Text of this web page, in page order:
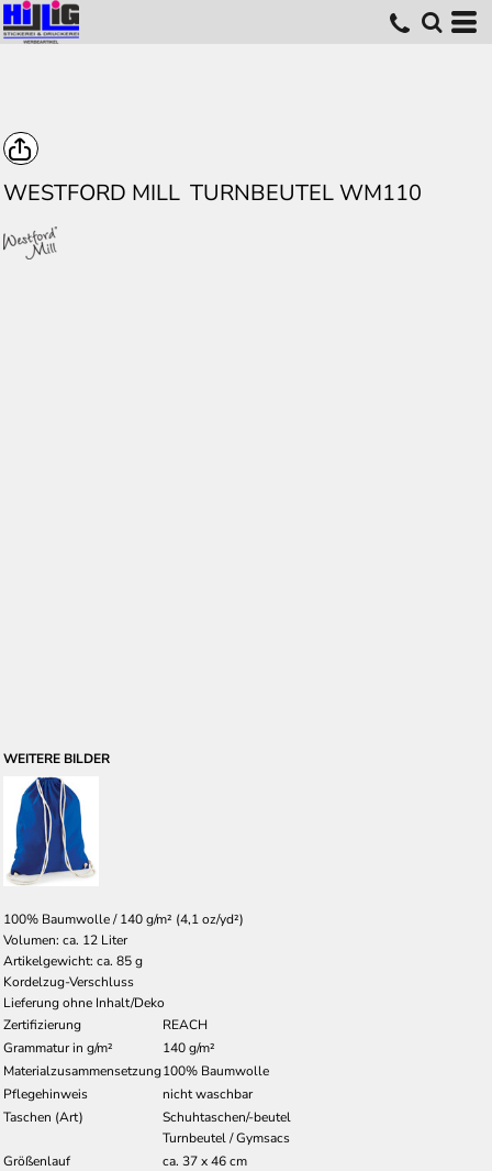
WESTFORD MILL TURNBEUTEL WM110
WEITERE BILDER
100% Baumwolle / 140 g/m² (4,1 oz/yd²)
Volumen: ca. 12 Liter
Artikelgewicht: ca. 85 g
Kordelzug-Verschluss
Lieferung ohne Inhalt/Deko
Zertifizierung
REACH
Grammatur in g/m²
140 g/m²
Materialzusammensetzung100% Baumwolle
Pflegehinweis
nicht waschbar
Taschen (Art)
Schuhtaschen/-beutel
Turnbeutel / Gymsacs
Größenlauf
ca. 37 x 46 cm